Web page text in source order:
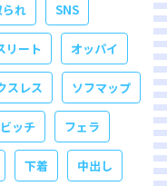
れ SNS
リート オッパイ
スレス ソフマップ
ビッチ フェラ
下着 中出し